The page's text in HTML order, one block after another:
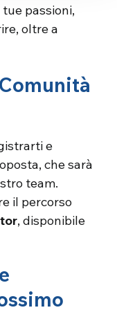
passioni,
oltre a
e
che sarà
team.
il percorso
, disponibile